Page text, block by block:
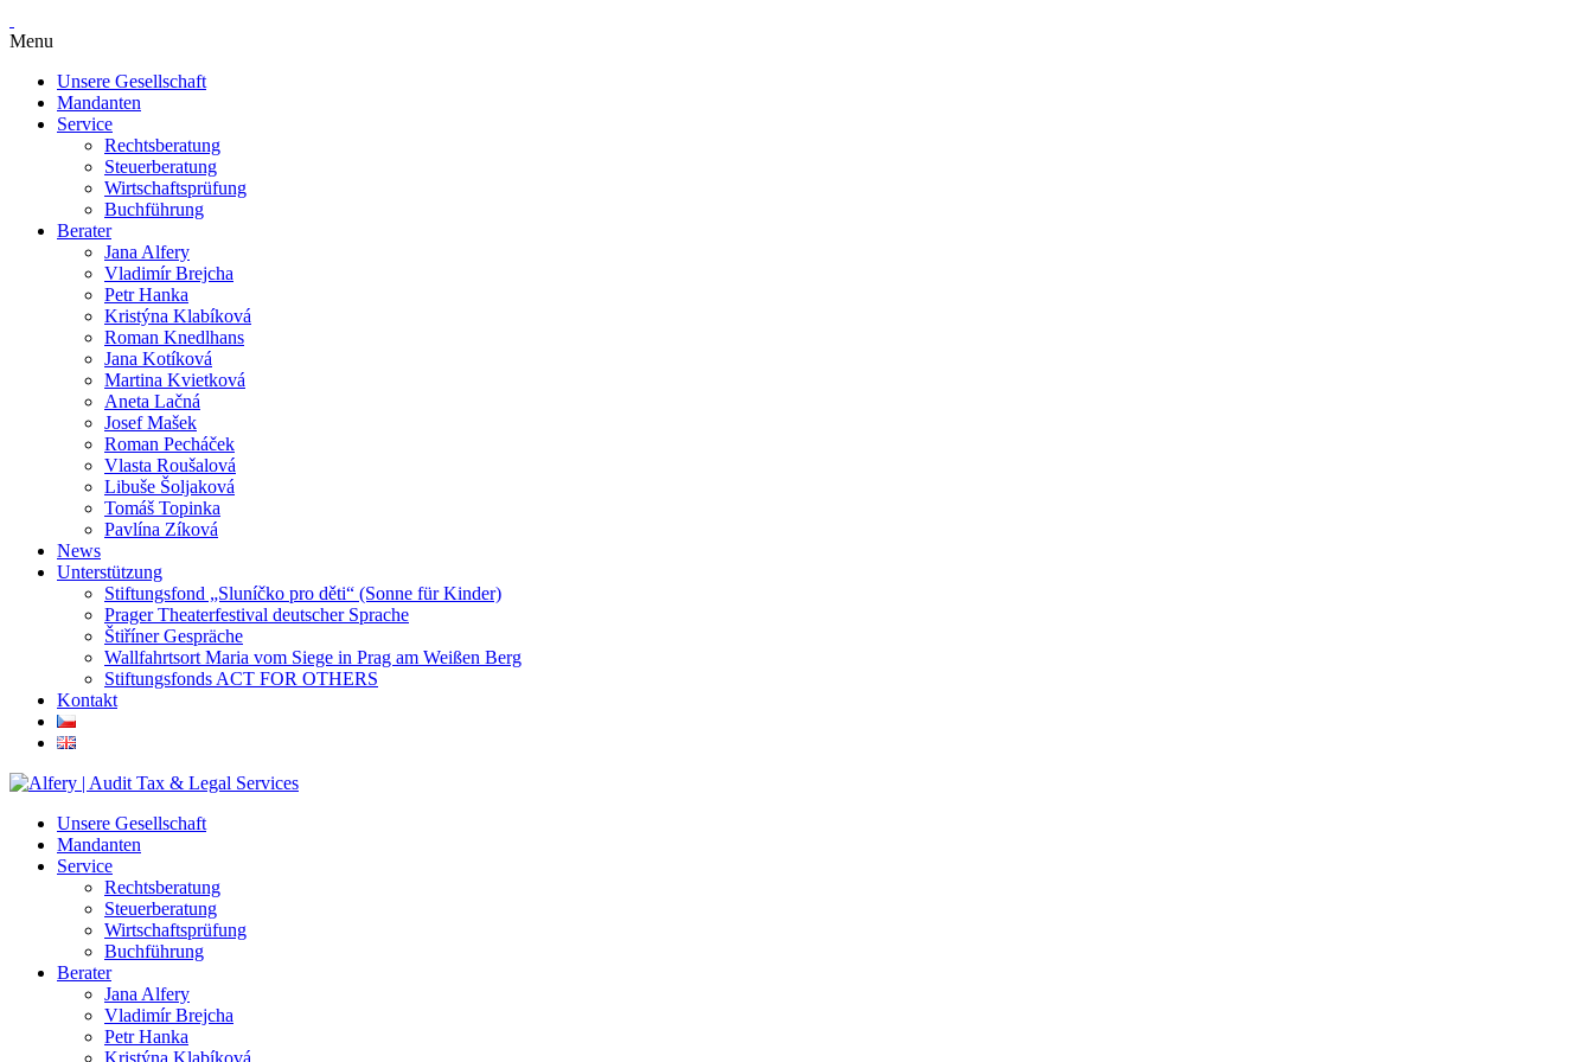
Menu
Unsere Gesellschaft
Mandanten
Service
Rechtsberatung
Steuerberatung
Wirtschaftsprüfung
Buchführung
Berater
Jana Alfery
Vladimír Brejcha
Petr Hanka
Kristýna Klabíková
Roman Knedlhans
Jana Kotíková
Martina Kvietková
Aneta Lačná
Josef Mašek
Roman Pecháček
Vlasta Roušalová
Libuše Šoljaková
Tomáš Topinka
Pavlína Zíková
News
Unterstützung
Stiftungsfond „Sluníčko pro děti“ (Sonne für Kinder)
Prager Theaterfestival deutscher Sprache
Štiříner Gespräche
Wallfahrtsort Maria vom Siege in Prag am Weißen Berg
Stiftungsfonds ACT FOR OTHERS
Kontakt
Unsere Gesellschaft
Mandanten
Service
Rechtsberatung
Steuerberatung
Wirtschaftsprüfung
Buchführung
Berater
Jana Alfery
Vladimír Brejcha
Petr Hanka
Kristýna Klabíková